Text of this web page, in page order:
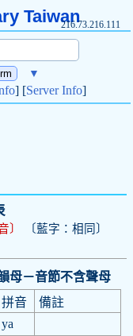
Taiwan216.73.216.111
▼
] [Server Info]
〕
〔藍字：相同〕
母－音節不含聲母
拼音
備註
ya